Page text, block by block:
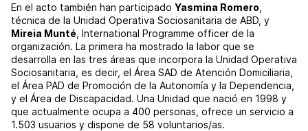
En el acto también han participado Yasmina Romero
técnica de la Unidad Operativa Sociosanitaria de ABD, y
Mireia Munté , International Programme officer de la
organización. La primera ha mostrado la labor que se
desarrolla en las tres áreas que incorpora la Unidad Operativa
Sociosanitaria, es decir, el Área SAD de Atención Domiciliaria,
el Área PAD de Promoción de la Autonomía y la Dependencia,
y el Área de Discapacidad. Una Unidad que nació en 1998 y
que actualmente ocupa a 400 personas, ofrece un servicio a
1.503 usuarios y dispone de 58 voluntarios/as.